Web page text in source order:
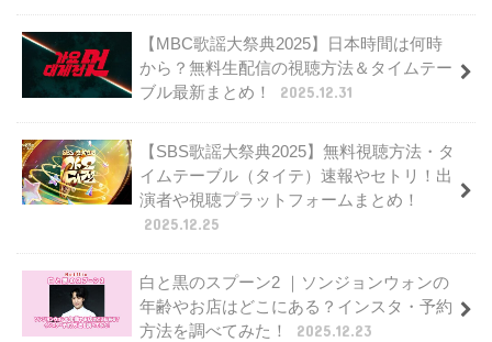
【MBC歌謡大祭典2025】日本時間は何時
から？無料生配信の視聴方法＆タイムテー
ブル最新まとめ！
2025.12.31
【SBS歌謡大祭典2025】無料視聴方法・タ
イムテーブル（タイテ）速報やセトリ！出
演者や視聴プラットフォームまとめ！
2025.12.25
白と黒のスプーン2 ｜ソンジョンウォンの
年齢やお店はどこにある？インスタ・予約
方法を調べてみた！
2025.12.23